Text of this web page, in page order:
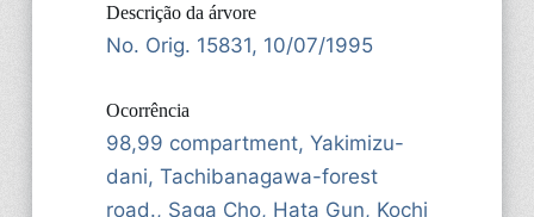
Descrição da árvore
No. Orig. 15831, 10/07/1995
Ocorrência
98,99 compartment, Yakimizu-
dani, Tachibanagawa-forest
road., Saga Cho, Hata Gun, Kochi